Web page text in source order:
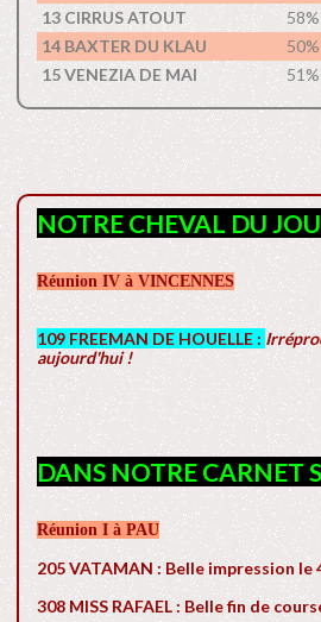
13 CIRRUS ATOUT
58%
14 BAXTER DU KLAU
50%
15 VENEZIA DE MAI
51%
NOTRE CHEVAL DU
Réunion IV à VINCENNES
109 FREEMAN DE HOUELLE :
aujourd'hui !
DANS NOTRE CARNET
Réunion I à PAU
205 VATAMAN : Belle impression le
308 MISS RAFAEL : Belle fin de